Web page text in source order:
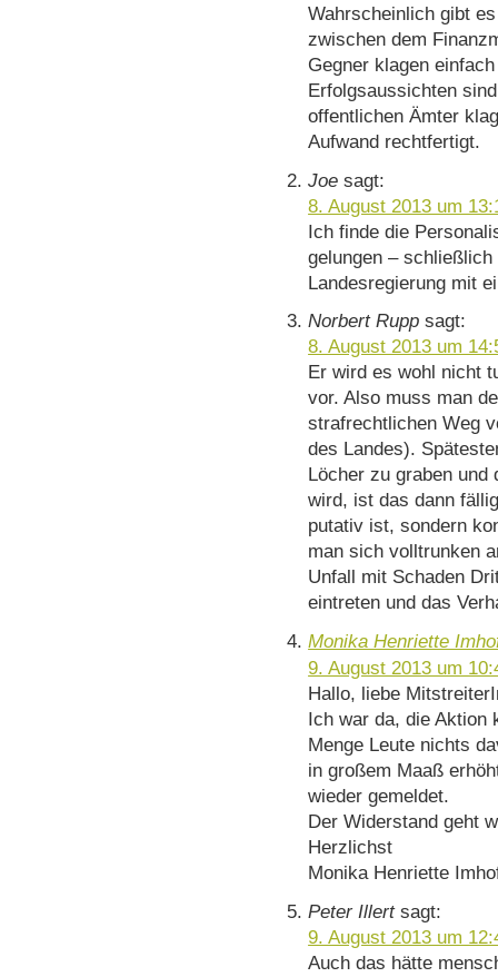
Wahrscheinlich gibt
zwischen dem
Gegner klagen
Erfolgsaussichten
offentlichen Ämter
Aufwand rechtfertigt.
Joe sagt:
8. August 2013 um
Ich finde die
gelungen –
Landesregierung mit
Norbert Rupp sagt:
8. August 2013 um
Er wird es wohl nicht
vor. Also muss man
strafrechtlichen Weg
des Landes).
Löcher zu graben und
wird, ist das dann
putativ ist, sondern
man sich volltrunken
Unfall mit Schaden
eintreten und das
Monika Henriette
9. August 2013 um
Hallo, liebe
Ich war da, die Aktion
Menge Leute nichts
in großem Maaß
wieder gemeldet.
Der Widerstand geht
Herzlichst
Monika Henriette
Peter Illert sagt:
9. August 2013 um
Auch das hätte